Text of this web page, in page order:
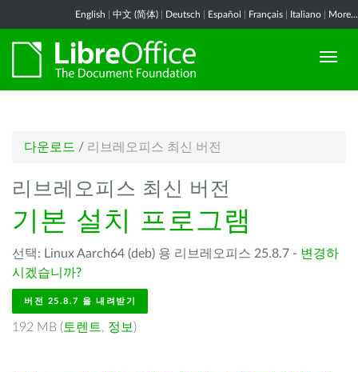
English 中文 (简体) Deutsch Español Français Italiano More...
다운로드 / 리브레오피스 최신 버전
리브레오피스 최신 버전
기본 설치 프로그램
선택: Linux Aarch64 (deb) 용 리브레오피스 25.8.7 - 변경하
시겠습니까?
버전 25.8.7 을 내려받기
192 MB ( 토렌트, 정보 )